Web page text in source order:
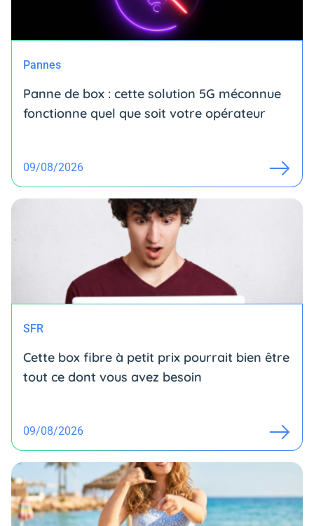
Pannes
Panne de box : cette solution 5G méconnue
fonctionne quel que soit votre opérateur
09/08/2026
SFR
Cette box fibre à petit prix pourrait bien être
tout ce dont vous avez besoin
09/08/2026